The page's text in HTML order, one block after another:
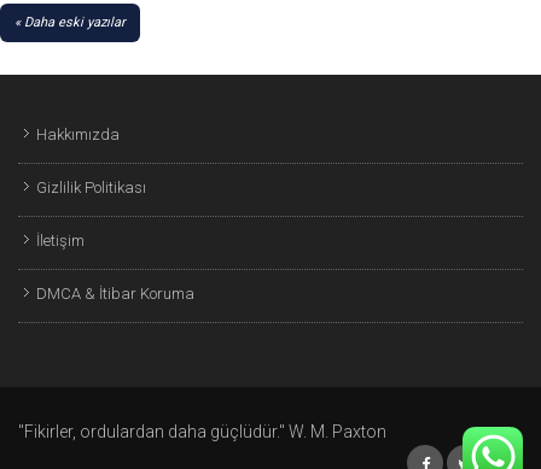
YAZI
Daha eski yazılar
Hakkımızda
Gizlilik Politikası
İletişim
DMCA & İtibar Koruma
"Fikirler, ordulardan daha güçlüdür." W. M. Paxton